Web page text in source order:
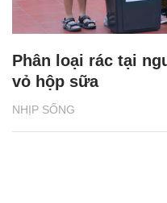
NHỊP SỐNG
Phân loại rác tại
vỏ hộp sữa